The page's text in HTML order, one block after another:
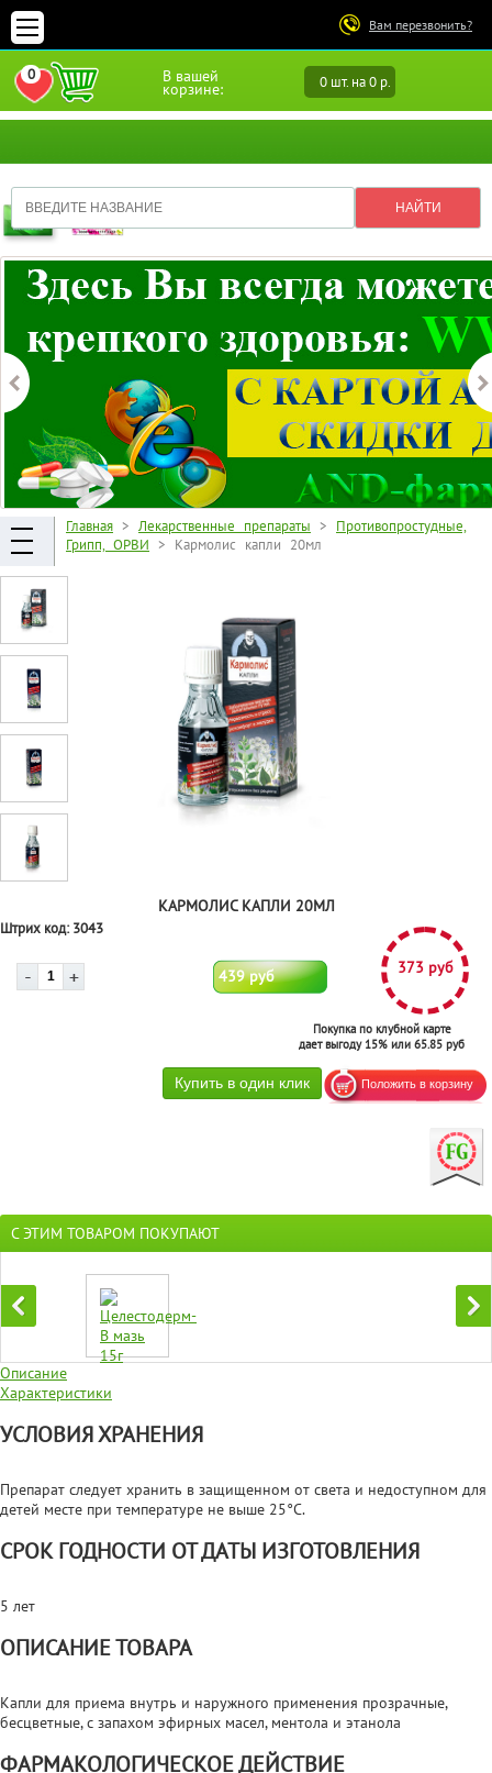
Вам перезвонить?
В вашей
корзине: 0 шт. на 0 р.
0
ПЕРЕЙТИ В ИЗБРАННОЕ
Главная > Лекарственные препараты > Противопростудные,
Грипп, ОРВИ > Кармолис капли 20мл
КАРМОЛИС КАПЛИ 20МЛ
Штрих код:3043
439 руб 373 руб
Покупка по клубной карте
дает выгоду 15% или 65.85 руб
С ЭТИМ ТОВАРОМ ПОКУПАЮТ
Описание
Характеристики
УСЛОВИЯ ХРАНЕНИЯ
Препарат следует хранить в защищенном от света и недоступном для
детей месте при температуре не выше 25°C.
СРОК ГОДНОСТИ ОТ ДАТЫ ИЗГОТОВЛЕНИЯ
5 лет
ОПИСАНИЕ ТОВАРА
Капли для приема внутрь и наружного применения прозрачные,
бесцветные, с запахом эфирных масел, ментола и этанола
ФАРМАКОЛОГИЧЕСКОЕ ДЕЙСТВИЕ